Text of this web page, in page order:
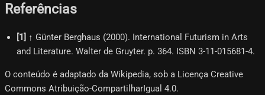
Referências
[1] ↑ Günter Berghaus (2000). International Futurism in Arts
and Literature. Walter de Gruyter. p. 364. ISBN 3-11-015681-4.
O conteúdo é adaptado da Wikipedia, sob a Licença Creative
Commons Atribuição-CompartilharIgual 4.0.